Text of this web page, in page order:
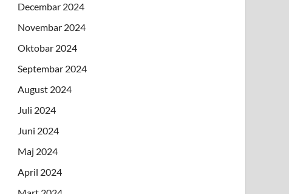
Decembar 2024
Novembar 2024
Oktobar 2024
Septembar 2024
August 2024
Juli 2024
Juni 2024
Maj 2024
April 2024